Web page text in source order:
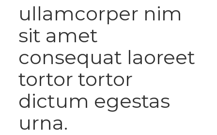
ullamcorper nim
sit amet
consequat laoreet
tortor tortor
dictum egestas
urna.